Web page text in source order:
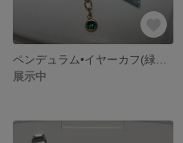
展示中